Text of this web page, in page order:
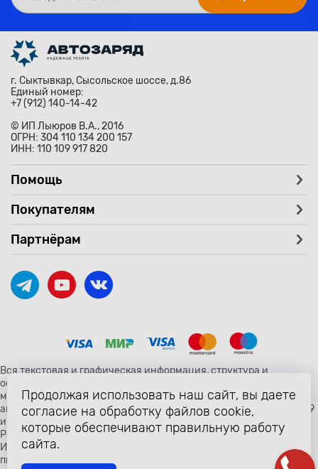
г. Сыктывкар, Сысольское шоссе, д.86
Единый номер:
+7 (912) 140-14-42
© ИП Лыюров В.А., 2016
ОГРН: 304 110 134 200 157
ИНН: 110 109 917 820
Помощь
Покупателям
Партнёрам
Вся текстовая и графическая информация, структура и
оформление страницы avtozaryad.ru защищены российскими и
международными законами и соглашениями об охране
авторских прав и интеллектуальной собственности (статьи 1259
и 1260 главы 70 «Авторское право» Гражданского Кодекса
Российской Федерации от 18 декабря 2006 года N 230-ФЗ).
Использование любых материалов сайта разрешено только с
письменного согласия владельцев сайта avtozaryad.ru
Продолжая использовать наш сайт, вы даете
согласие на обработку файлов cookie,
которые обеспечивают правильную работу
сайта.